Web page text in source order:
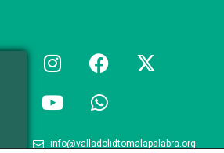
info@valladolidtomalapalabra.org